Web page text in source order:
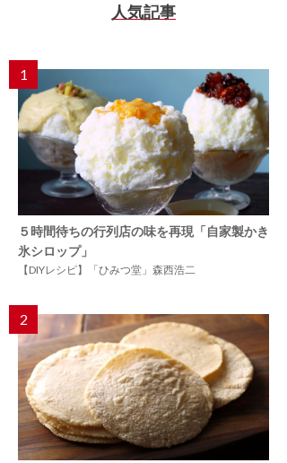
人気記事
1
５時間待ちの行列店の味を再現「自家製かき
氷シロップ」
【DIYレシピ】「ひみつ堂」森西浩二
2